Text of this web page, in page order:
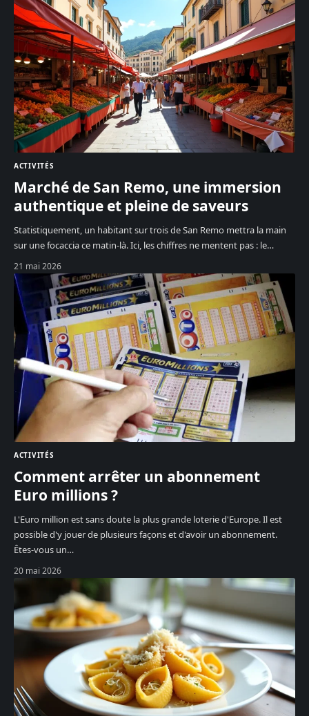
ACTIVITÉS
Marché de San Remo, une immersion
authentique et pleine de saveurs
Statistiquement, un habitant sur trois de San Remo mettra la main
sur une focaccia ce matin-là. Ici, les chiffres ne mentent pas : le…
21 mai 2026
ACTIVITÉS
Comment arrêter un abonnement
Euro millions ?
L'Euro million est sans doute la plus grande loterie d'Europe. Il est
possible d'y jouer de plusieurs façons et d'avoir un abonnement.
Êtes-vous un…
20 mai 2026